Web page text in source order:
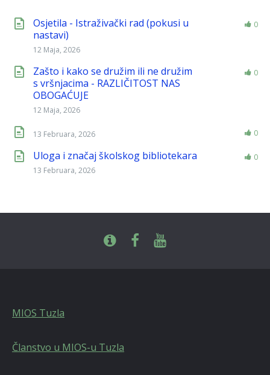
Osjetila - Istraživački rad (pokusi u
nastavi)
12 Maja, 2026
0
Zašto i kako se družim ili ne družim
s vršnjacima - RAZLIČITOST NAS
OBOGAĆUJE
12 Maja, 2026
0
13 Februara, 2026 0
Uloga i značaj školskog bibliotekara
13 Februara, 2026
0
MIOS Tuzla
Članstvo u MIOS-u Tuzla